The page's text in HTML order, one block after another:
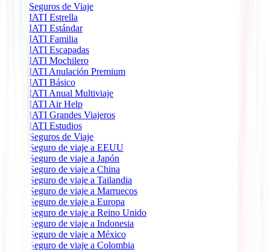
Seguros de Viaje
IATI Estrella
IATI Estándar
IATI Familia
IATI Escapadas
IATI Mochilero
IATI Anulación Premium
IATI Básico
IATI Anual Multiviaje
IATI Air Help
IATI Grandes Viajeros
IATI Estudios
Seguros de Viaje
Seguro de viaje a EEUU
Seguro de viaje a Japón
Seguro de viaje a China
Seguro de viaje a Tailandia
Seguro de viaje a Marruecos
Seguro de viaje a Europa
Seguro de viaje a Reino Unido
Seguro de viaje a Indonesia
Seguro de viaje a México
Seguro de viaje a Colombia